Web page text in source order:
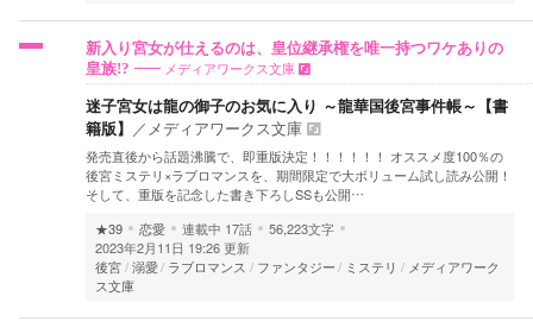
新入り宮女が仕えるのは、皇位継承権を唯一持つワケありの
皇族!?
メディアワークス文庫
迷子宮女は龍の御子のお気に入り ～龍華国後宮事件帳～【書
籍版】 ／ メディアワークス文庫
発売直後から話題沸騰で、即重版決定！！！！！！ オススメ度100％の
後宮ミステリ×ラブロマンスを、期間限定で大ボリューム試し読み公開！
そして、重版を記念した書き下ろしSSも公開…
★39
恋愛 連載中 17話
56,223文字
2023年2月11日 19:26 更新
後宮 溺愛 ラブロマンス ファンタジー ミステリ
メディアワーク
ス文庫